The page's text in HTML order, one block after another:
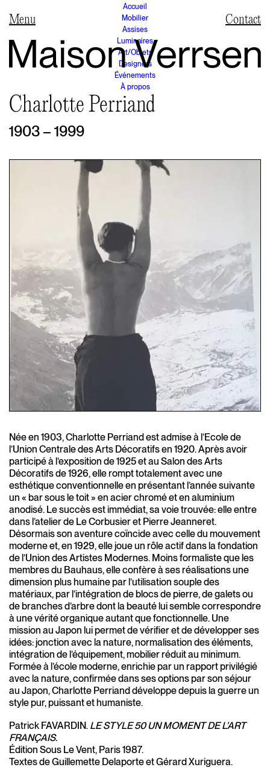
Contact
Accueil
Mobilier
Assises
Luminaires
Art/Objets
Designers
Événements
À propos
Charlotte Perriand
1903 – 1999
Née en 1903, Charlotte Perriand est admise à l’Ecole de
l’Union Centrale des Arts Décoratifs en 1920. Après avoir
participé à l’exposition de 1925 et au Salon des Arts
Décoratifs de 1926, elle rompt totalement avec une
esthétique conventionnelle en présentant l’année suivante
un « bar sous le toit » en acier chromé et en aluminium
anodisé. Le succès est immédiat, sa voie trouvée: elle entre
dans l’atelier de Le Corbusier et Pierre Jeanneret.
Désormais son aventure coïncide avec celle du mouvement
moderne et, en 1929, elle joue un rôle actif dans la fondation
de l’Union des Artistes Modernes. Moins formaliste que les
membres du Bauhaus, elle confère à ses réalisations une
dimension plus humaine par l’utilisation souple des
matériaux, par l’intégration de blocs de pierre, de galets ou
de branches d’arbre dont la beauté lui semble correspondre
à une vérité organique autant que fonctionnelle. Une
mission au Japon lui permet de vérifier et de développer ses
idées: jonction avec la nature, normalisation des éléments,
intégration de l’équipement, mobilier réduit au minimum.
Formée à l’école moderne, enrichie par un rapport privilégié
avec la nature, confirmée dans ses options par son séjour
au Japon, Charlotte Perriand développe depuis la guerre un
style pur, puissant et humaniste.
Patrick FAVARDIN. LE STYLE 50 UN MOMENT DE L’ART
FRANÇAIS.
Édition Sous Le Vent, Paris 1987.
Textes de Guillemette Delaporte et Gérard Xuriguera.